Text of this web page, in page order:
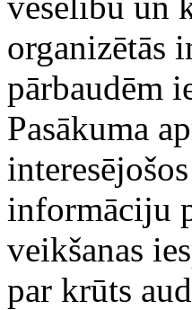
organizētās
pārbaudēm
Pasākuma
informāciju
veikšanas
par krūts